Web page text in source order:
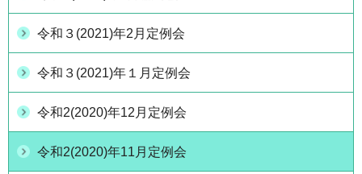
令和３(2021)年2月定例会
令和３(2021)年１月定例会
令和2(2020)年12月定例会
令和2(2020)年11月定例会